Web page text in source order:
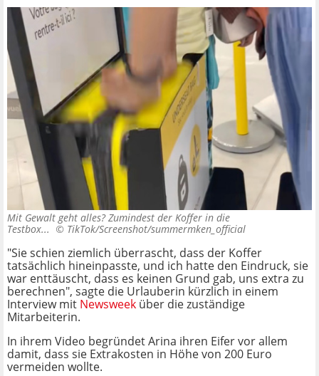
Mit Gewalt geht alles? Zumindest der Koffer in die
Testbox... © TikTok/Screenshot/summermken_official
"Sie schien ziemlich überrascht, dass der Koffer
tatsächlich hineinpasste, und ich hatte den Eindruck, sie
war enttäuscht, dass es keinen Grund gab, uns extra zu
berechnen", sagte die Urlauberin kürzlich in einem
Interview mit Newsweek über die zuständige
Mitarbeiterin.
In ihrem Video begründet Arina ihren Eifer vor allem
damit, dass sie Extrakosten in Höhe von 200 Euro
vermeiden wollte.